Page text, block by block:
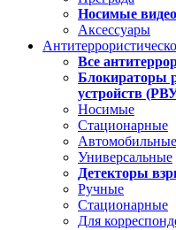
Носимые
Аксессуары
Все
Блокираторы
устройств
Носимые
Стационарные
Автомобильные
Универсальные
Детекторы
Ручные
Стационарные
Для